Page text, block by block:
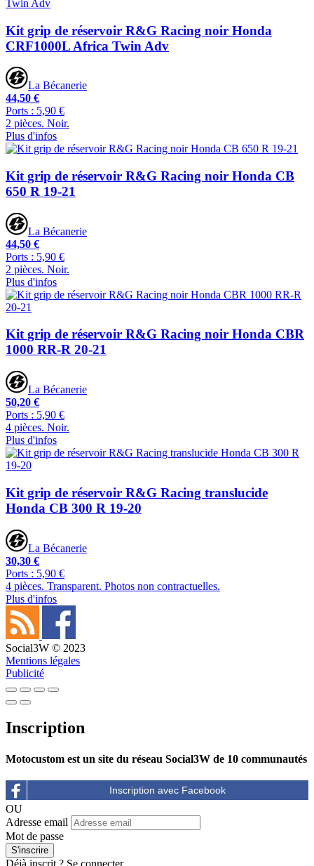
Kit grip de réservoir R&G Racing noir Honda
CRF1000L Africa Twin Adv
La Bécanerie
44,50 €
Ports : 5,90 €
2 pièces. Noir.
Plus d'infos
Kit grip de réservoir R&G Racing noir Honda CB
650 R 19-21
La Bécanerie
44,50 €
Ports : 5,90 €
2 pièces. Noir.
Plus d'infos
Kit grip de réservoir R&G Racing noir Honda CBR
1000 RR-R 20-21
La Bécanerie
50,20 €
Ports : 5,90 €
4 pièces. Noir.
Plus d'infos
Kit grip de réservoir R&G Racing translucide
Honda CB 300 R 19-20
La Bécanerie
30,30 €
Ports : 5,90 €
4 pièces. Transparent. Photos non contractuelles.
Plus d'infos
Social3W © 2023
Mentions légales
Publicité
Inscription
Motocustom est un site du réseau Social3W de 10 communautés
OU
Adresse email
Mot de passe
Déjà inscrit ? Se connecter